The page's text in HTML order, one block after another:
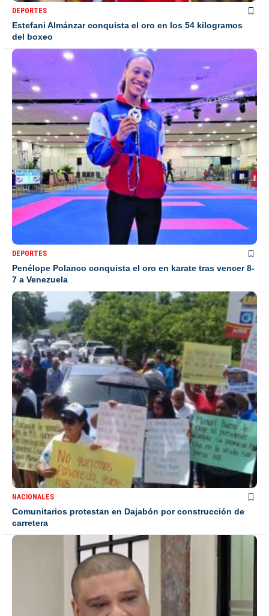
DEPORTES
Estefani Almánzar conquista el oro en los 54 kilogramos
del boxeo
DEPORTES
Penélope Polanco conquista el oro en karate tras vencer 8-
7 a Venezuela
NACIONALES
Comunitarios protestan en Dajabón por construcción de
carretera